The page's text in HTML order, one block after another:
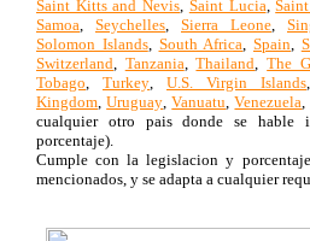
Saint Kitts and Nevis, Saint Lucia,
Samoa, Seychelles, Sierra Leone,
Solomon Islands, South Africa, Spain,
Switzerland, Tanzania,Thailand,The
Tobago, Turkey, U.S. Virgin Islands
Kingdom,Uruguay,Vanuatu,Venezuela,
cualquier otro pais donde se hable
porcentaje).
Cumple con la legislacion y
mencionados, y se adapta a cualquier